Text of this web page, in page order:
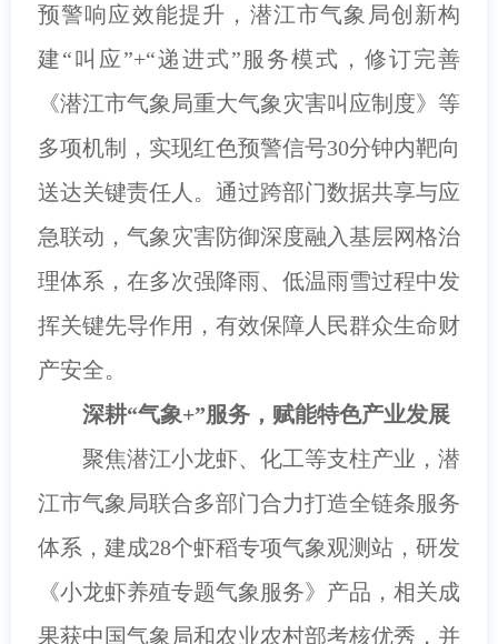
预警响应效能提升，潜江市气象局创新构
建“叫应”+“递进式”服务模式，修订完善
《潜江市气象局重大气象灾害叫应制度》等
多项机制，实现红色预警信号30分钟内靶向
送达关键责任人。通过跨部门数据共享与应
急联动，气象灾害防御深度融入基层网格治
理体系，在多次强降雨、低温雨雪过程中发
挥关键先导作用，有效保障人民群众生命财
产安全。
深耕“气象+”服务，赋能特色产业发展
聚焦潜江小龙虾、化工等支柱产业，潜
江市气象局联合多部门合力打造全链条服务
体系，建成28个虾稻专项气象观测站，研发
《小龙虾养殖专题气象服务》产品，相关成
果获中国气象局和农业农村部考核优秀，并